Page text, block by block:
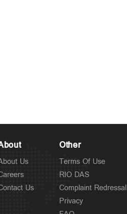
Us
Us
Other
Terms Of Use
RIO DAS
Complaint Redressal
Privacy